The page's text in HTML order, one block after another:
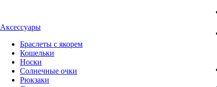
Аксессуары
Браслеты с якорем
Кошельки
Носки
Солнечные очки
Рюкзаки